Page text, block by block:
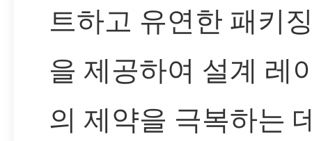
트하고 유연한 패키
을 제공하여 설계 레
의 제약을 극복하는